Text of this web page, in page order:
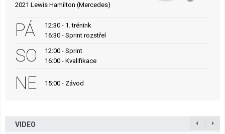
2021 Lewis Hamilton (Mercedes)
PÁ
12:30 - 1. trénink
16:30 - Sprint rozstřel
SO
12:00 - Sprint
16:00 - Kvalifikace
NE 15:00 - Závod
VIDEO